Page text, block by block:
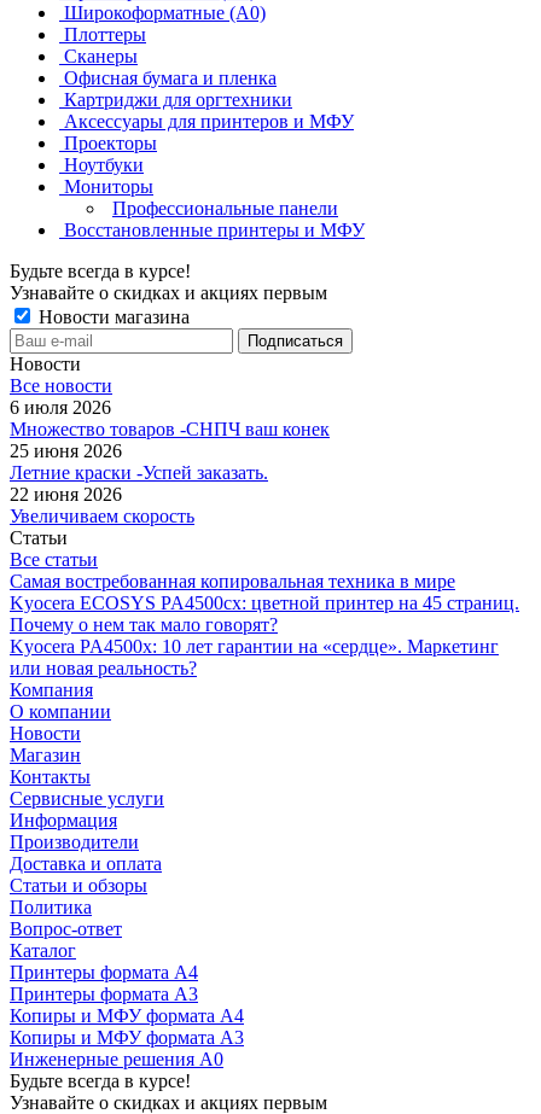
Широкоформатные (А0)
Плоттеры
Сканеры
Офисная бумага и пленка
Картриджи для оргтехники
Аксессуары для принтеров и МФУ
Проекторы
Ноутбуки
Мониторы
Профессиональные панели
Восстановленные принтеры и МФУ
Будьте всегда в курсе!
Узнавайте о скидках и акциях первым
Новости магазина
Новости
Все новости
6 июля 2026
Множество товаров -СНПЧ ваш конек
25 июня 2026
Летние краски -Успей заказать.
22 июня 2026
Увеличиваем скорость
Статьи
Все статьи
Самая востребованная копировальная техника в мире
Kyocera ECOSYS PA4500cx: цветной принтер на 45 страниц.
Почему о нем так мало говорят?
Kyocera PA4500x: 10 лет гарантии на «сердце». Маркетинг
или новая реальность?
Компания
О компании
Новости
Магазин
Контакты
Сервисные услуги
Информация
Производители
Доставка и оплата
Статьи и обзоры
Политика
Вопрос-ответ
Каталог
Принтеры формата А4
Принтеры формата А3
Копиры и МФУ формата А4
Копиры и МФУ формата А3
Инженерные решения А0
Будьте всегда в курсе!
Узнавайте о скидках и акциях первым